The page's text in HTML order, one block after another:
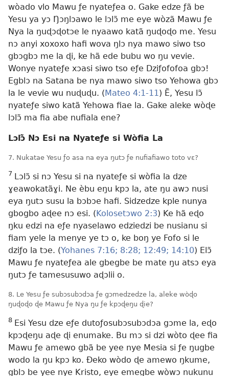
wòado vlo Mawu ƒe nyateƒea o. Gake edze ƒã be
Yesu ya yɔ Ŋɔŋlɔawo le lɔlɔ̃ me eye wòzã Mawu ƒe
Nya la ŋuɖɔɖotɔe le nyaawo katã ŋuɖoɖo me. Yesu
nɔ anyi xoxoxo hafi wova ŋlɔ nya mawo siwo tso
gbɔgbɔ me la ɖi, ke hã ede bubu wo ŋu vevie.
Wonye nyateƒe xɔasi siwo tso eƒe Dziƒofofoa gbɔ!
Egblɔ na Satana be nya mawo siwo tso Yehowa gbɔ
la le vevie wu nuɖuɖu. (Mateo 4:1-11) Ẽ, Yesu lɔ̃
nyateƒe siwo katã Yehowa fiae la. Gake aleke wòɖe
lɔlɔ̃ ma fia abe nufiala ene?
Lɔlɔ̃ Nɔ Esi na Nyateƒe si Wòfia La
7. Nukatae Yesu ƒo asa na eya ŋutɔ ƒe nufiafiawo toto vɛ?
7 Lɔlɔ̃ si nɔ Yesu si na nyateƒe si wòfia la dze
ɣeawokatãɣi. Ne èbu eŋu kpɔ la, ate ŋu awɔ nusi
eya ŋutɔ susu la bɔbɔe hafi. Sidzedze kple nunya
gbogbo aɖee nɔ esi. (Kolosetɔwo 2:3) Ke hã eɖo
ŋku edzi na eƒe nyaselawo edziedzi be nusianu si
fiam yele la menye ye tɔ o, ke boŋ ye Fofo si le
dziƒo la tɔe. (Yohanes 7:16; 8:28; 12:49; 14:10) Elɔ̃
Mawu ƒe nyateƒea ale gbegbe be mate ŋu atsɔ eya
ŋutɔ ƒe tamesusuwo aɖɔlii o.
8. Le Yesu ƒe subɔsubɔdɔa ƒe gɔmedzedze la, aleke wòɖo
ŋuɖoɖo ɖe Mawu ƒe Nya ŋu ƒe kpɔɖeŋu ɖie?
8 Esi Yesu dze eƒe dutoƒosubɔsubɔdɔa gɔme la, eɖo
kpɔɖeŋu aɖe ɖi enumake. Bu mɔ si dzi wòto ɖee fia
Mawu ƒe amewo gbã be yee nye Mesia si ƒe ŋugbe
wodo la ŋu kpɔ ko. Ðeko wòdo ɖe amewo ŋkume,
gblɔ be yee nye Kristo, eye emegbe wòwɔ nukunu